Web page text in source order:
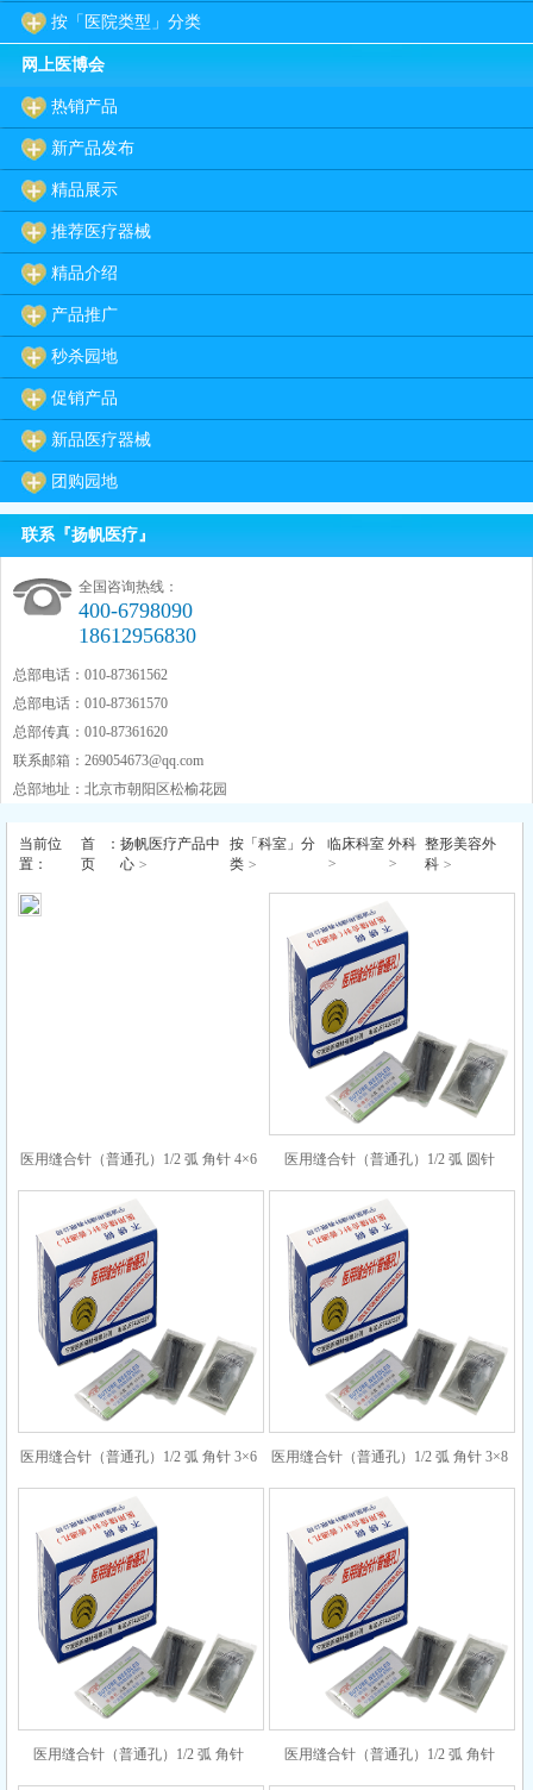
按「医院类型」分类
网上医博会
热销产品
新产品发布
精品展示
推荐医疗器械
精品介绍
产品推广
秒杀园地
促销产品
新品医疗器械
团购园地
联系『扬帆医疗』
全国咨询热线：
400-6798090
18612956830
总部电话：010-87361562
总部电话：010-87361570
总部传真：010-87361620
联系邮箱： 269054673@qq.com
总部地址：北京市朝阳区松榆花园
当前位
置：
首
页
： 扬帆医疗产品中
心 >
按「科室」分
类 >
临床科室
>
外科
>
整形美容外
科 >
医用缝合针（普通孔）1/2 弧 角针 4×6 医用缝合针（普通孔）1/2 弧 圆针
13×48
医用缝合针（普通孔）1/2 弧 角针 3×6 医用缝合针（普通孔）1/2 弧 角针 3×8
医用缝合针（普通孔）1/2 弧 角针 医用缝合针（普通孔）1/2 弧 角针